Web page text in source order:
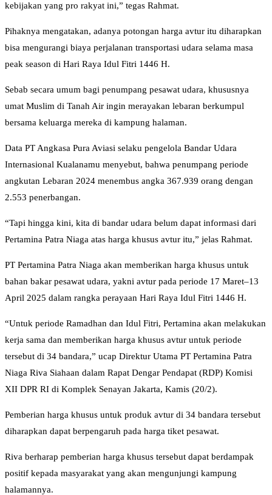
kebijakan yang pro rakyat ini,” tegas Rahmat.
Pihaknya mengatakan, adanya potongan harga avtur itu diharapkan
bisa mengurangi biaya perjalanan transportasi udara selama masa
peak season di Hari Raya Idul Fitri 1446 H.
Sebab secara umum bagi penumpang pesawat udara, khususnya
umat Muslim di Tanah Air ingin merayakan lebaran berkumpul
bersama keluarga mereka di kampung halaman.
Data PT Angkasa Pura Aviasi selaku pengelola Bandar Udara
Internasional Kualanamu menyebut, bahwa penumpang periode
angkutan Lebaran 2024 menembus angka 367.939 orang dengan
2.553 penerbangan.
“Tapi hingga kini, kita di bandar udara belum dapat informasi dari
Pertamina Patra Niaga atas harga khusus avtur itu,” jelas Rahmat.
PT Pertamina Patra Niaga akan memberikan harga khusus untuk
bahan bakar pesawat udara, yakni avtur pada periode 17 Maret–13
April 2025 dalam rangka perayaan Hari Raya Idul Fitri 1446 H.
“Untuk periode Ramadhan dan Idul Fitri, Pertamina akan melakukan
kerja sama dan memberikan harga khusus avtur untuk periode
tersebut di 34 bandara,” ucap Direktur Utama PT Pertamina Patra
Niaga Riva Siahaan dalam Rapat Dengar Pendapat (RDP) Komisi
XII DPR RI di Komplek Senayan Jakarta, Kamis (20/2).
Pemberian harga khusus untuk produk avtur di 34 bandara tersebut
diharapkan dapat berpengaruh pada harga tiket pesawat.
Riva berharap pemberian harga khusus tersebut dapat berdampak
positif kepada masyarakat yang akan mengunjungi kampung
halamannya.